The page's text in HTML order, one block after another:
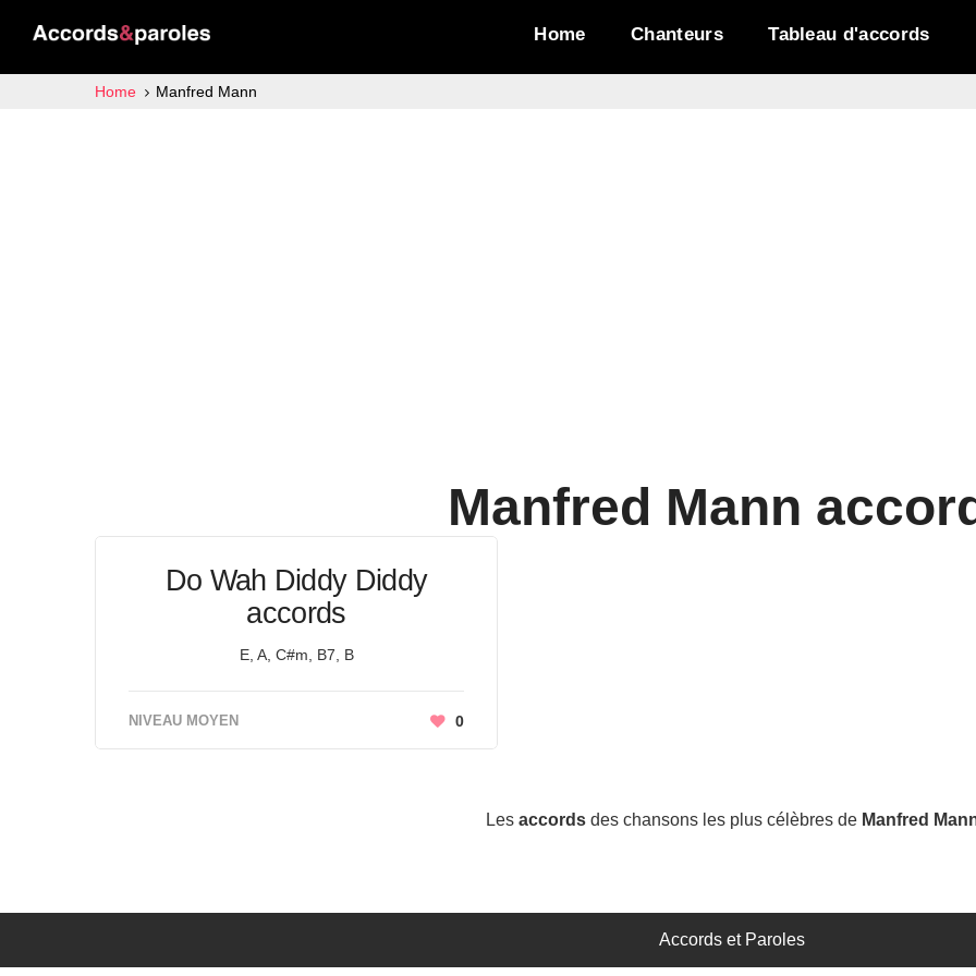
Home Chanteurs Tableau d'accords
Home Manfred Mann
Manfred Mann
Do Wah Diddy Diddy
accords
E, A, C#m, B7, B
NIVEAU MOYEN 0
Les accordsdes chansons les plus célèbres de Manfred
Accords et Paroles